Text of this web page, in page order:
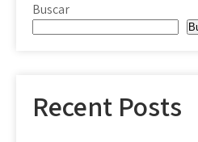
Buscar
Recent Posts